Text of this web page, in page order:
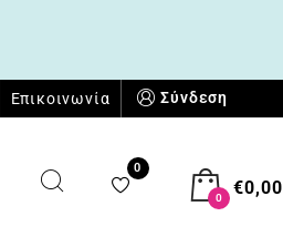
Επικοινωνία Σύνδεση
0
0 €0,00